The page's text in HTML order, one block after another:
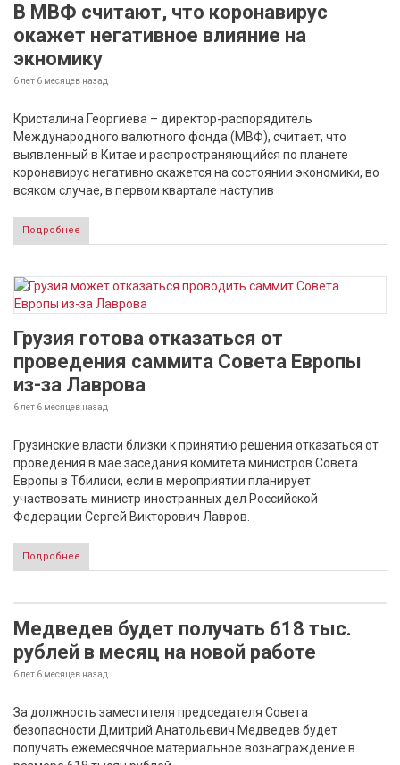
В МВФ считают, что коронавирус
окажет негативное влияние на
экномику
6 лет 6 месяцев назад
Кристалина Георгиева – директор-распорядитель
Международного валютного фонда (МВФ), считает, что
выявленный в Китае и распространяющийся по планете
коронавирус негативно скажется на состоянии экономики, во
всяком случае, в первом квартале наступив
Подробнее
Грузия готова отказаться от
проведения саммита Совета Европы
из-за Лаврова
6 лет 6 месяцев назад
Грузинские власти близки к принятию решения отказаться от
проведения в мае заседания комитета министров Совета
Европы в Тбилиси, если в мероприятии планирует
участвовать министр иностранных дел Российской
Федерации Сергей Викторович Лавров.
Подробнее
Медведев будет получать 618 тыс.
рублей в месяц на новой работе
6 лет 6 месяцев назад
За должность заместителя председателя Совета
безопасности Дмитрий Анатольевич Медведев будет
получать ежемесячное материальное вознаграждение в